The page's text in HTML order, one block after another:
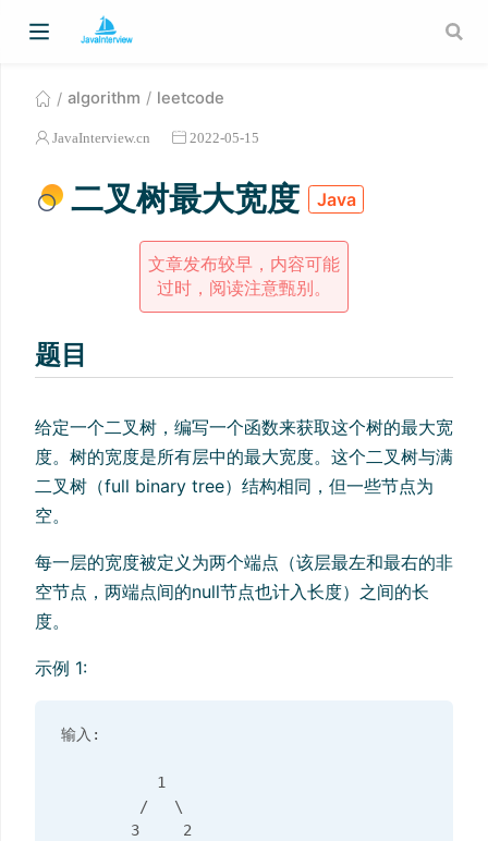
algorithm leetcode
JavaInterview.cn 2022-05-15
二叉树最大宽度 Java
文章发布较早，内容可能
过时，阅读注意甄别。
题目
给定一个二叉树，编写一个函数来获取这个树的最大宽
度。树的宽度是所有层中的最大宽度。这个二叉树与满
二叉树（full binary tree）结构相同，但一些节点为
空。
每一层的宽度被定义为两个端点（该层最左和最右的非
空节点，两端点间的null节点也计入长度）之间的长
度。
示例 1:
输入:
           1
         /   \
        3     2